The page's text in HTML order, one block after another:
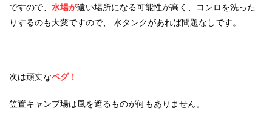
ですので、 水場が遠い場所になる可能性が高く、コンロを洗った
りするのも大変ですので、 水タンクがあれば問題なしです。
次は頑丈なペグ！
笠置キャンプ場は風を遮るものが何もありません。